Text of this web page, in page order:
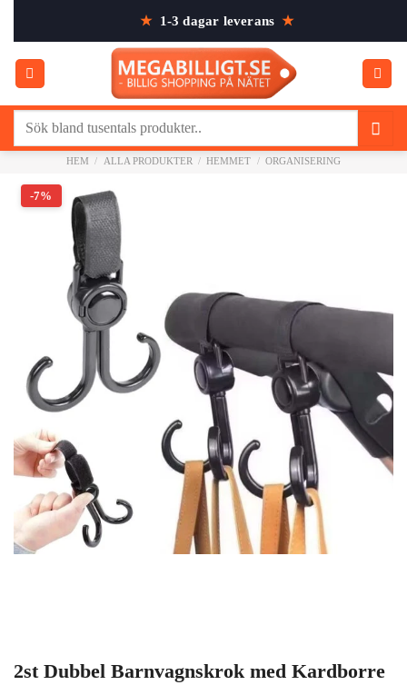
content
★ 1-3 dagar leverans ★
HEM / ALLA PRODUKTER / HEMMET / ORGANISERING
-7%
2st Dubbel Barnvagnskrok med Kardborre